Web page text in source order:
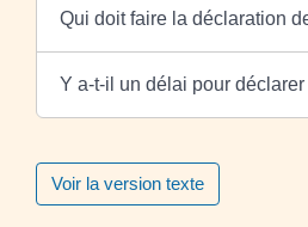
Qui doit faire la déclaration
Y a-t-il un délai pour
Voir la version texte